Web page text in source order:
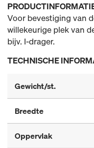
Voor bevestiging van
willekeurige plek van
bijv. I-drager.
TECHNISCHE
Gewicht/st.
Breedte
Oppervlak